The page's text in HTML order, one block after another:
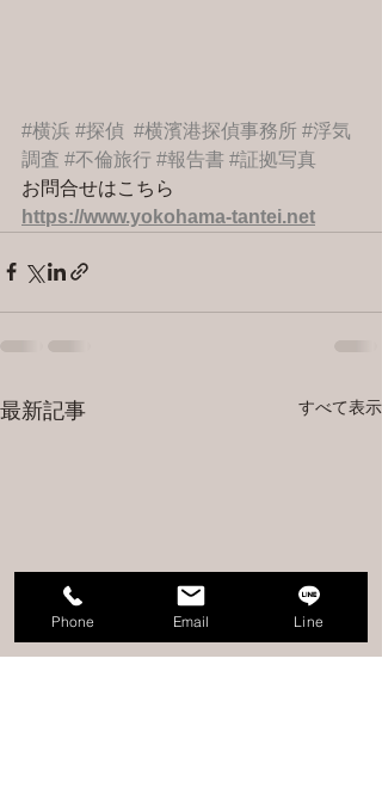
#横浜 #探偵 #横濱港探偵事務所 #浮気
調査 #不倫旅行 #報告書 #証拠写真
お問合せはこちら
https://www.yokohama-tantei.net
最新記事 すべて表示
Phone Email Line